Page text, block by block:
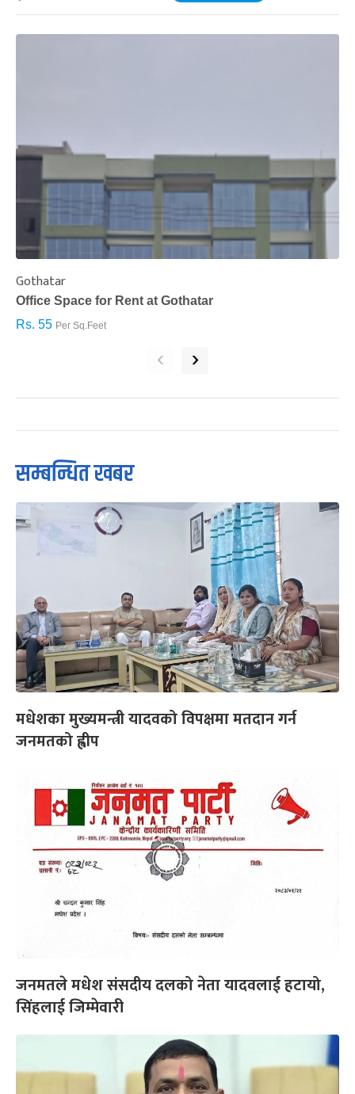
Gothatar
Office Space for Rent at Gothatar
Rs. 55 Per Sq.Feet
‹ ›
सम्बन्धित खबर
मधेशका मुख्यमन्त्री यादवको विपक्षमा मतदान गर्न
जनमतको ह्वीप
जनमतले मधेश संसदीय दलको नेता यादवलाई हटायो,
सिंहलाई जिम्मेवारी